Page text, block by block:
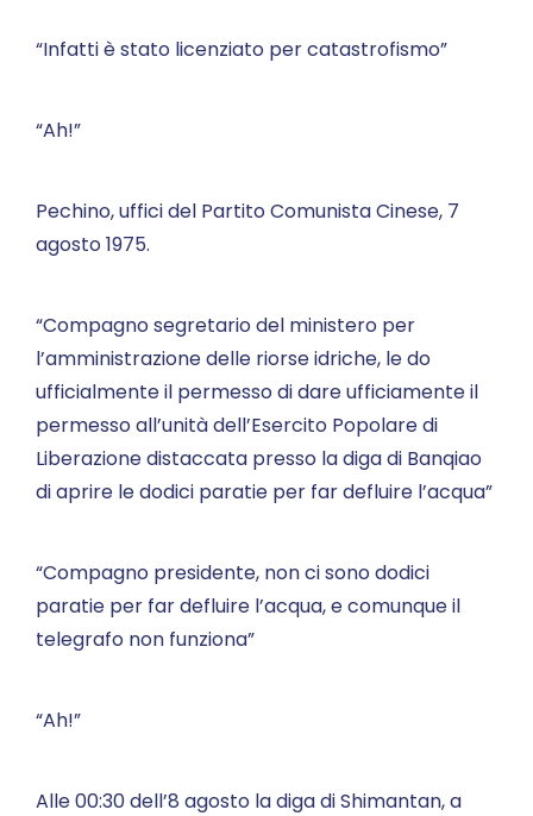
“Infatti è stato licenziato per catastrofismo”
“Ah!”
Pechino, uffici del Partito Comunista Cinese, 7
agosto 1975.
“Compagno segretario del ministero per
l’amministrazione delle riorse idriche, le do
ufficialmente il permesso di dare ufficiamente il
permesso all’unità dell’Esercito Popolare di
Liberazione distaccata presso la diga di Banqiao
di aprire le dodici paratie per far defluire l’acqua”
“Compagno presidente, non ci sono dodici
paratie per far defluire l’acqua, e comunque il
telegrafo non funziona”
“Ah!”
Alle 00:30 dell’8 agosto la diga di Shimantan, a